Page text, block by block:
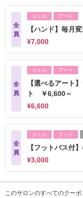
全
員
ジェル アート
【ハンド】毎月
¥7,000
全
員
ジェル アート
【選べるアート
ト ￥6,600～
¥6,600
全
員
ジェル フット
【フットバス付
¥3,000
このサロンのすべてのクーポ